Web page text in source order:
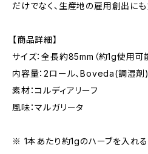
だけでなく、生産地の雇用創出にも
【商品詳細】
サイズ：全長約85mm（約1g使用可
内容量：2ロール、Boveda(調湿剤)
素材：コルディアリーフ
風味：マルガリータ
※ 1本あたり約1gのハーブを入れる